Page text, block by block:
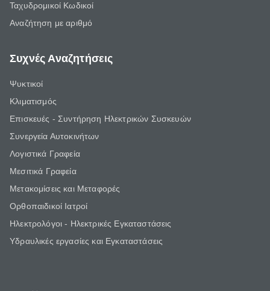
Ταχυδρομικοί Κωδικοί
Αναζήτηση με αριθμό
Συχνές Αναζητήσεις
Ψυκτικοί
Κλιματισμός
Επισκευές - Συντήρηση Ηλεκτρικών Συσκευών
Συνεργεία Αυτοκινήτων
Λογιστικά Γραφεία
Μεσιτικά Γραφεία
Μετακομίσεις και Μεταφορές
Ορθοπαιδικοί Ιατροί
Ηλεκτρολόγοι - Ηλεκτρικές Εγκαταστάσεις
Υδραυλικές εργασίες και Εγκαταστάσεις